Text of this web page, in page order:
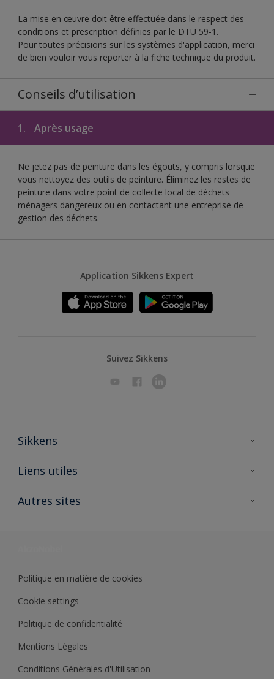
La mise en œuvre doit être effectuée dans le respect des
conditions et prescription définies par le DTU 59-1.
Pour toutes précisions sur les systèmes d'application, merci
de bien vouloir vous reporter à la fiche technique du produit.
Conseils d’utilisation
1. Après usage
Ne jetez pas de peinture dans les égouts, y compris lorsque
vous nettoyez des outils de peinture. Éliminez les restes de
peinture dans votre point de collecte local de déchets
ménagers dangereux ou en contactant une entreprise de
gestion des déchets.
Application Sikkens Expert
Suivez Sikkens
Sikkens
A propos de Sikkens
Liens utiles
Ouvrir un magasin PASS
Autres sites
Politique en matière de cookies
Cookie settings
Politique de confidentialité
Mentions Légales
Conditions Générales d'Utilisation